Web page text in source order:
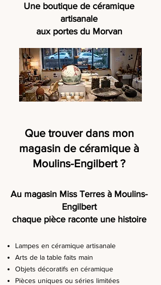
Une boutique de céramique
artisanale
aux portes du Morvan
Que trouver dans mon
magasin de céramique à
Moulins-Engilbert ?
Au magasin Miss Terres à Moulins-
Engilbert
chaque pièce raconte une histoire
Lampes en céramique artisanale
Arts de la table faits main
Objets décoratifs en céramique
Pièces uniques ou séries limitées